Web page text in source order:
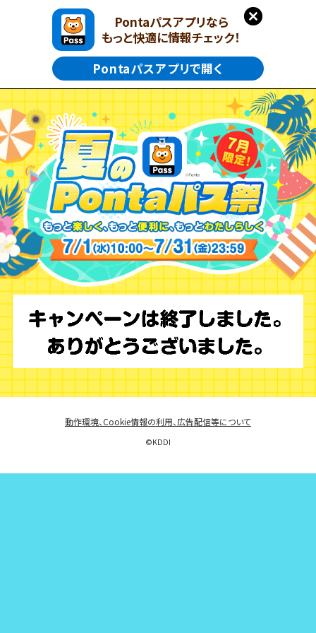
Pontaパスアプリなら
もっと快適に情報チェック！
Pontaパスアプリで開く
動作環境、Cookie情報の利用、広告配信等について
©︎KDDI